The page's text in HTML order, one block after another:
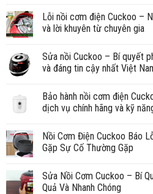
Lỗi nồi cơm điện Cuckoo –
và lời khuyên từ chuyên gia
Sửa nồi Cuckoo – Bí quyết
và đáng tin cậy nhất Việt
Bảo hành nồi cơm điện
dịch vụ chính hãng và kỹ
Nồi Cơm Điện Cuckoo Báo
Gặp Sự Cố Thường Gặp
Sửa Nồi Cơm Cuckoo – Bí
Quả Và Nhanh Chóng